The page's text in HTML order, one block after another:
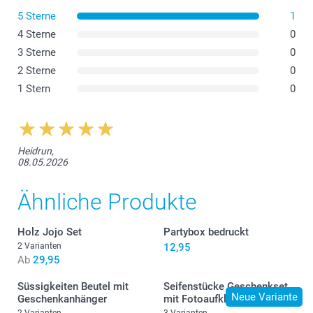
Süssigkeiten!
Ab 10,00/Stück
Preis und Verfügbarkeit der Optionen
Verteilen Sie Ihre Tüten mit leckeren und süssen
Süssigkeiten.
1 kg
Gummibären: weiche Fruchtgummis in verschiedenen
Geschmacksrichtungen
Die Nährwertangaben für die
Gummibärchen & Herzen
finden Sie hier
5 Sterne
1
4 Sterne
0
3 Sterne
0
2 Sterne
0
1 Stern
0
Heidrun,
08.05.2026
Ähnliche Produkte
Holz Jojo Set
2 Varianten
Ab 29,95
Partybox bedruckt
12,95
Süssigkeiten Beutel mit
Geschenkanhänger
Neue Variante
Seifenstücke Geschenkset
mit Fotoaufklebern